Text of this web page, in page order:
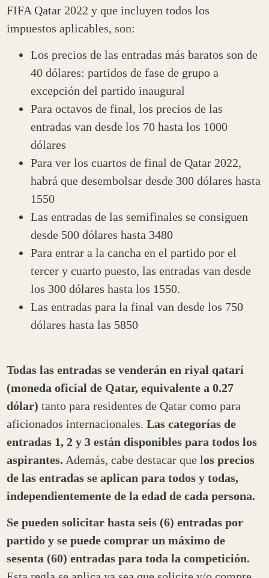
FIFA Qatar 2022 y que incluyen todos los
impuestos aplicables, son:
Los precios de las entradas más baratos son de
40 dólares: partidos de fase de grupo a
excepción del partido inaugural
Para octavos de final, los precios de las
entradas van desde los 70 hasta los 1000
dólares
Para ver los cuartos de final de Qatar 2022,
habrá que desembolsar desde 300 dólares hasta
1550
Las entradas de las semifinales se consiguen
desde 500 dólares hasta 3480
Para entrar a la cancha en el partido por el
tercer y cuarto puesto, las entradas van desde
los 300 dólares hasta los 1550.
Las entradas para la final van desde los 750
dólares hasta las 5850
Todas las entradas se venderán en riyal qatarí
(moneda oficial de Qatar, equivalente a 0.27
dólar) tanto para residentes de Qatar como para
aficionados internacionales.Las categorías de
entradas 1, 2 y 3 están disponibles para todos los
aspirantes. Además, cabe destacar que los precios
de las entradas se aplican para todos y todas,
independientemente de la edad de cada persona.
Se pueden solicitar hasta seis (6) entradas por
partido y se puede comprar un máximo de
sesenta (60) entradas para toda la competición.